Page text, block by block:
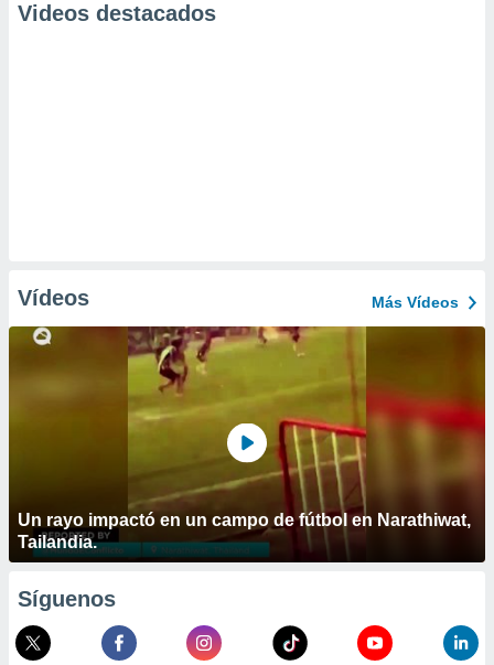
Videos destacados
Vídeos Más Vídeos
Un rayo impactó en un campo de fútbol en Narathiwat,
Tailandia.
Síguenos